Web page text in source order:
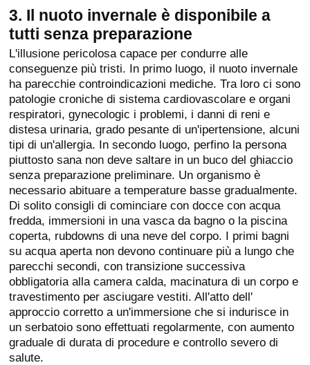
3. Il nuoto invernale è disponibile a
tutti senza preparazione
L'illusione pericolosa capace per condurre alle
conseguenze più tristi. In primo luogo, il nuoto invernale
ha parecchie controindicazioni mediche. Tra loro ci sono
patologie croniche di sistema cardiovascolare e organi
respiratori, gynecologic i problemi, i danni di reni e
distesa urinaria, grado pesante di un'ipertensione, alcuni
tipi di un'allergia. In secondo luogo, perfino la persona
piuttosto sana non deve saltare in un buco del ghiaccio
senza preparazione preliminare. Un organismo è
necessario abituare a temperature basse gradualmente.
Di solito consigli di cominciare con docce con acqua
fredda, immersioni in una vasca da bagno o la piscina
coperta, rubdowns di una neve del corpo. I primi bagni
su acqua aperta non devono continuare più a lungo che
parecchi secondi, con transizione successiva
obbligatoria alla camera calda, macinatura di un corpo e
travestimento per asciugare vestiti. All'atto dell'
approccio corretto a un'immersione che si indurisce in
un serbatoio sono effettuati regolarmente, con aumento
graduale di durata di procedure e controllo severo di
salute.